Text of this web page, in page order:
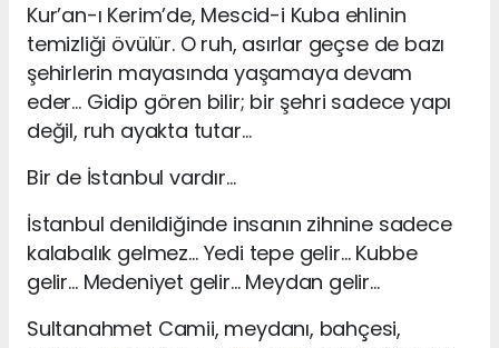
Kur’an-ı Kerim’de, Mescid-i Kuba ehlinin
temizliği övülür. O ruh, asırlar geçse de bazı
şehirlerin mayasında yaşamaya devam
eder… Gidip gören bilir; bir şehri sadece yapı
değil, ruh ayakta tutar…
Bir de İstanbul vardır…
İstanbul denildiğinde insanın zihnine sadece
kalabalık gelmez… Yedi tepe gelir… Kubbe
gelir… Medeniyet gelir… Meydan gelir…
Sultanahmet Camii, meydanı, bahçesi,